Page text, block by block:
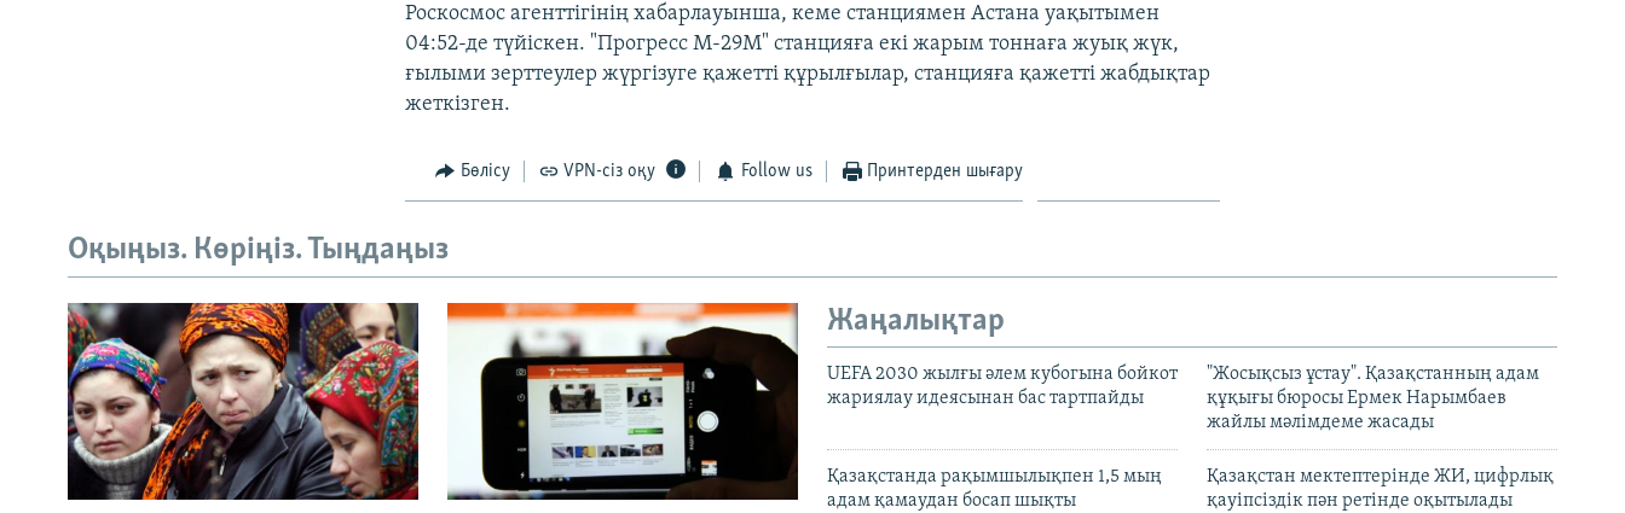
Роскосмос агенттігінің хабарлауынша, кеме станциямен Астана уақытымен
04:52-де түйіскен. "Прогресс М-29М" станцияға екі жарым тоннаға жуық жүк,
ғылыми зерттеулер жүргізуге қажетті құрылғылар, станцияға қажетті жабдықтар
жеткізген.
Бөлісу VPN-сіз оқу Follow us Принтерден шығару
Оқыңыз. Көріңіз. Тыңдаңыз
Жаңалықтар
UEFA 2030 жылғы әлем кубогына бойкот
жариялау идеясынан бас тартпайды
"Жосықсыз ұстау". Қазақстанның адам
құқығы бюросы Ермек Нарымбаев
жайлы мәлімдеме жасады
Қазақстанда рақымшылықпен 1,5 мың
адам қамаудан босап шықты
Қазақстан мектептерінде ЖИ, цифрлық
қауіпсіздік пән ретінде оқытылады